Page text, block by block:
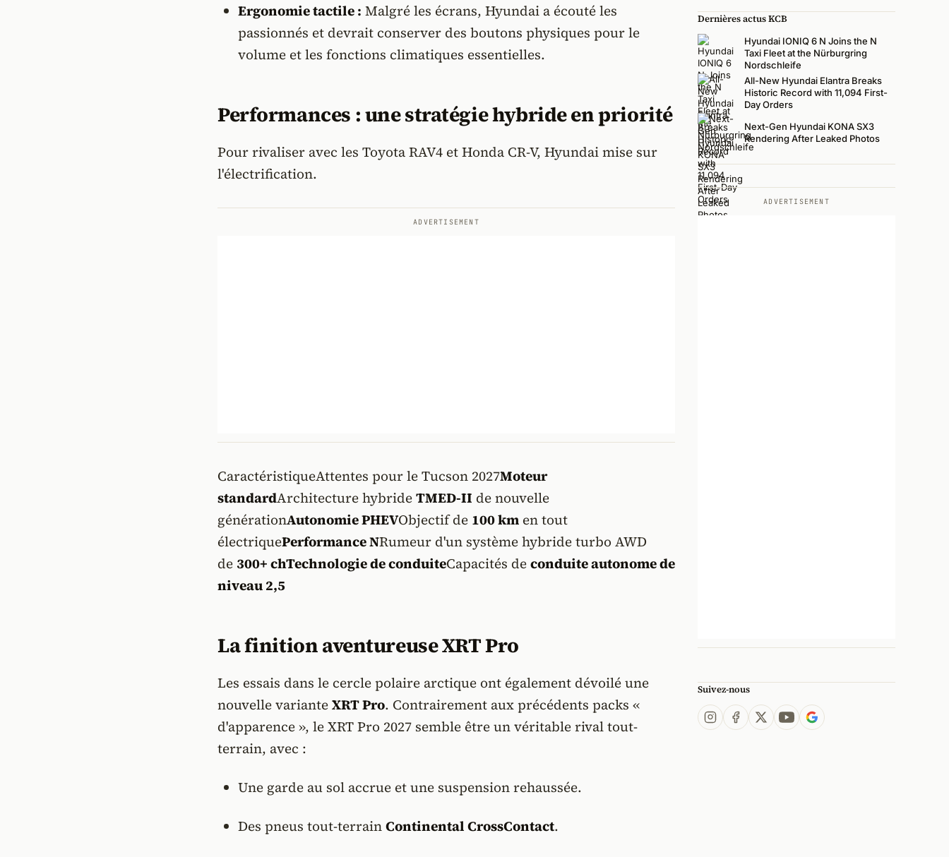
Ergonomie tactile : Malgré les écrans, Hyundai a écouté les
passionnés et devrait conserver des boutons physiques pour le
volume et les fonctions climatiques essentielles.
Performances : une stratégie hybride en priorité
Pour rivaliser avec les Toyota RAV4 et Honda CR-V, Hyundai mise sur
l'électrification.
ADVERTISEMENT
CaractéristiqueAttentes pour le Tucson 2027Moteur
standardArchitecture hybrideTMED-II de nouvelle
générationAutonomie PHEVObjectif de 100 km en tout
électriquePerformance NRumeur d'un système hybride turbo AWD
de 300+ chTechnologie de conduiteCapacités deconduite autonome de
niveau 2,5
La finition aventureuse XRT Pro
Les essais dans le cercle polaire arctique ont également dévoilé une
nouvelle varianteXRT Pro. Contrairement aux précédents packs «
d'apparence », le XRT Pro 2027 semble être un véritable rival tout-
terrain, avec :
Une garde au sol accrue et une suspension rehaussée.
Des pneus tout-terrainContinental CrossContact.
Dernières actus KCB
Hyundai IONIQ 6 N Joins the N
Taxi Fleet at the Nürburgring
Nordschleife
All-New Hyundai Elantra Breaks
Historic Record with 11,094 First-
Day Orders
Next-Gen Hyundai KONA SX3
Rendering After Leaked Photos
ADVERTISEMENT
Suivez-nous